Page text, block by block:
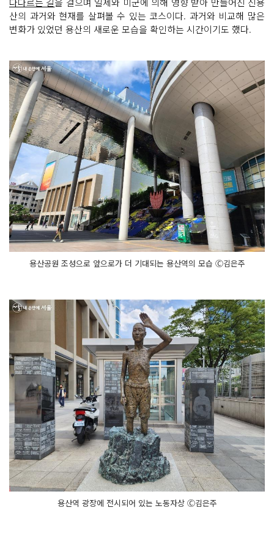
산의 과거와 현재를 살펴볼 수 있는 코스이다. 과거와 비교해 많은
변화가 있었던 용산의 새로운 모습을 확인하는 시간이기도 했다.
용산공원 조성으로 앞으로가 더 기대되는 용산역의 모습 Ⓒ김은주
용산역 광장에 전시되어 있는 노동자상 Ⓒ김은주